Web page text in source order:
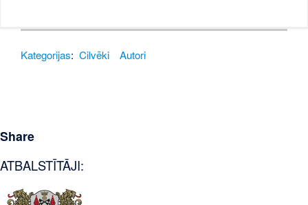
Kategorijas: Cilvēki Autori
Share
ATBALSTĪTĀJI: